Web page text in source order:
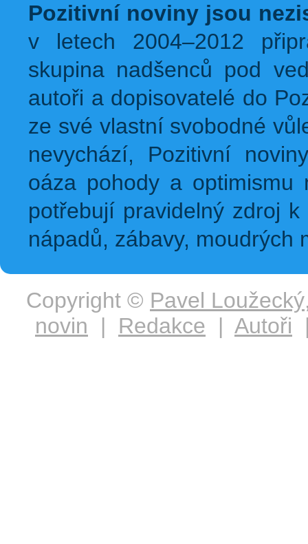
Pozitivní noviny jsou
v letech 2004–2012
skupina nadšenců pod
autoři a dopisovatelé do
ze své vlastní svobodné
nevychází, Pozitivní
oáza pohody a
potřebují pravidelný zdroj
nápadů, zábavy, moudrých
Copyright © Pavel Loužecký
novin | Redakce | Autoři